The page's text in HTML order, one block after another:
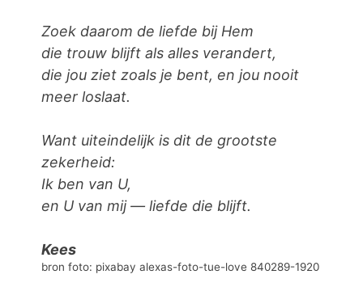
Zoek daarom de liefde bij Hem
die trouw blijft als alles verandert,
die jou ziet zoals je bent, en jou nooit
meer loslaat.
Want uiteindelijk is dit de grootste
zekerheid:
Ik ben van U,
en U van mij — liefde die blijft.
Kees
bron foto: pixabay alexas-foto-tue-love 840289-1920